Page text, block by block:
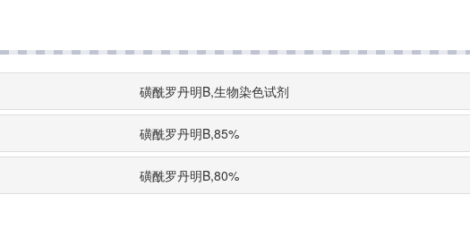
磺酰罗丹明B,生物染色试剂
磺酰罗丹明B,85%
磺酰罗丹明B,80%